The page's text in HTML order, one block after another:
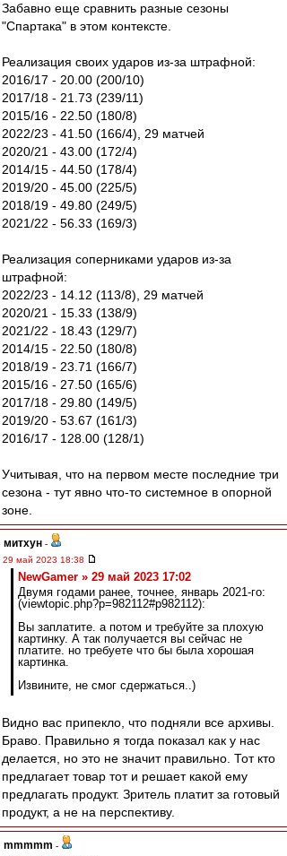
Забавно еще сравнить разные сезоны
"Спартака" в этом контексте.
Реализация своих ударов из-за штрафной:
2016/17 - 20.00 (200/10)
2017/18 - 21.73 (239/11)
2015/16 - 22.50 (180/8)
2022/23 - 41.50 (166/4), 29 матчей
2020/21 - 43.00 (172/4)
2014/15 - 44.50 (178/4)
2019/20 - 45.00 (225/5)
2018/19 - 49.80 (249/5)
2021/22 - 56.33 (169/3)
Реализация соперниками ударов из-за
штрафной:
2022/23 - 14.12 (113/8), 29 матчей
2020/21 - 15.33 (138/9)
2021/22 - 18.43 (129/7)
2014/15 - 22.50 (180/8)
2018/19 - 23.71 (166/7)
2015/16 - 27.50 (165/6)
2017/18 - 29.80 (149/5)
2019/20 - 53.67 (161/3)
2016/17 - 128.00 (128/1)
Учитывая, что на первом месте последние три
сезона - тут явно что-то системное в опорной
зоне.
митхун -
29 май 2023 18:38
NewGamer » 29 май 2023 17:02
Двумя годами ранее, точнее, январь 2021-го:
(viewtopic.php?p=982112#p982112):
Вы заплатите. а потом и требуйте за плохую
картинку. А так получается вы сейчас не
платите. но требуете что бы была хорошая
картинка.
Извините, не смог сдержаться..)
Видно вас припекло, что подняли все архивы.
Браво. Правильно я тогда показал как у нас
делается, но это не значит правильно. Тот кто
предлагает товар тот и решает какой ему
предлагать продукт. Зритель платит за готовый
продукт, а не на перспективу.
mmmmm -